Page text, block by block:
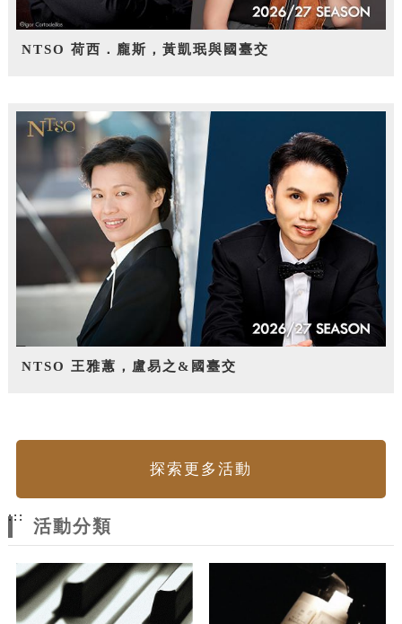
NTSO 荷西．龐斯，黃凱珉與國臺交
NTSO 王雅蕙，盧易之&國臺交
探索更多活動
:::
活動分類